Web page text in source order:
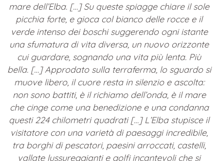
mare dell’Elba. […] Su queste spiagge chiare il sole
picchia forte, e gioca col bianco delle rocce e il
verde intenso dei boschi suggerendo ogni istante
una sfumatura di vita diversa, un nuovo orizzonte
cui guardare, sognando una vita più lenta. Più
bella. […] Approdato sulla terraferma, lo sguardo si
muove libero, il cuore resta in silenzio e ascolta:
non sono battiti, è il richiamo dell’onda, è il mare
che cinge come una benedizione e una condanna
questi 224 chilometri quadrati […] L’Elba stupisce il
visitatore con una varietà di paesaggi incredibile,
tra borghi di pescatori, paesini arroccati, castelli,
vallate lussureggianti e golfi incantevoli che si